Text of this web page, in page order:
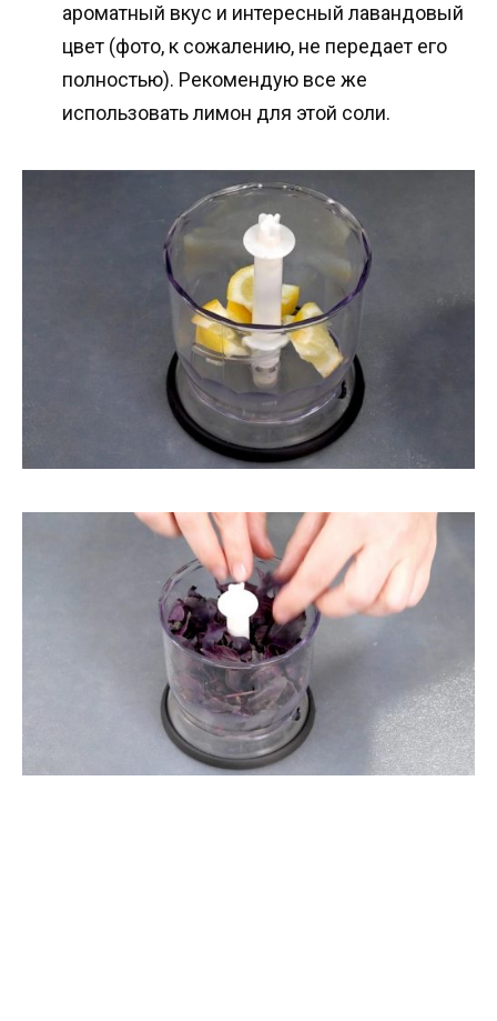
ароматный вкус и интересный лавандовый
цвет (фото, к сожалению, не передает его
полностью). Рекомендую все же
использовать лимон для этой соли.